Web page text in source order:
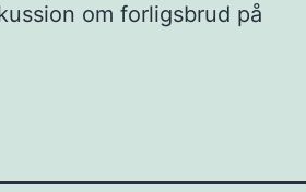
om forligsbrud på